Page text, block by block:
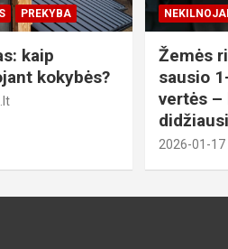
PREKYBA
kaip
kokybės?
Žemės
sausio
vertės –
2026-01-17